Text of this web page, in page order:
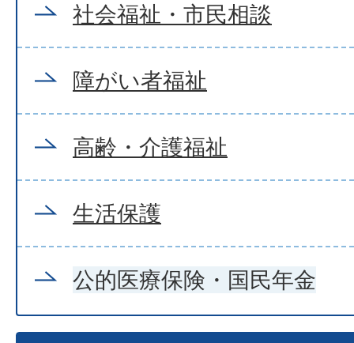
社会福祉・市民相談
障がい者福祉
高齢・介護福祉
生活保護
公的医療保険・国民年金